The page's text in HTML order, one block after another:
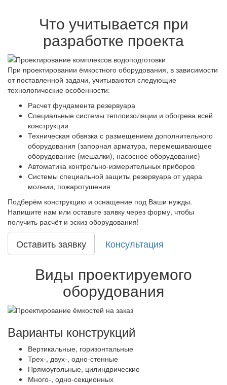
Что учитывается при
разработке проекта
При проектировании ёмкостного оборудования, в зависимости
от поставленной задачи, учитываются следующие
технологические особенности:
Расчет фундамента резервуара
Специальные системы теплоизоляции и обогрева всей
конструкции
Техническая обвязка с размещением дополнительного
оборудования (запорная арматура, перемешивающее
оборудование (мешалки), насосное оборудование)
Автоматика контрольно-измерительных приборов
Системы специальной защиты резервуара от удара
молнии, пожаротушения
Подберём конструкцию и оснащение под Ваши нужды.
Напишите нам или оставьте заявку через форму, чтобы
получить расчёт и эскиз оборудования!
Оставить заявку Консультация
Виды проектируемого
оборудования
Варианты конструкций
Вертикальные, горизонтальные
Трех-, двух-, одно-стенные
Прямоугольные, цилиндрические
Много-, одно-секционных